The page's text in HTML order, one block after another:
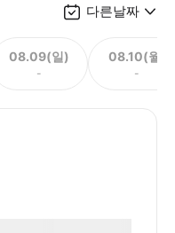
다른날짜
08.09(일)
-
08.10(월)
-